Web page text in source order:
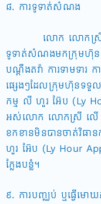
៨. ការទូទាត់សំណង
លោក លោកស្រី យល់
ទូទាត់សំណងមកក្រុមហ៊ុ
បណ្តឹងតវ៉ា ការទាមទា
ផ្សេងៗដែលក្រុមហ៊ុនទទួល
កម្ម លី ហួរ អ៊ែប (Ly
អស់លោក លោកស្រី លើ កិ
ខកខានមិនបានចាត់វិធានក
ហួរ អ៊ែប (Ly Hour
ក្លែងបន្លំ។
៩. ការបញ្ឈប់ ឬធ្វើមោ